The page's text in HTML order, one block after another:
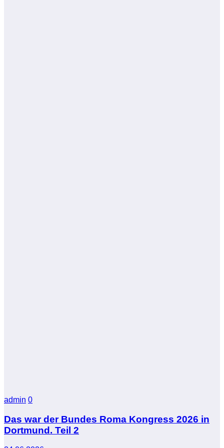
admin 0
Das war der Bundes Roma Kongress 2026 in
Dortmund. Teil 2